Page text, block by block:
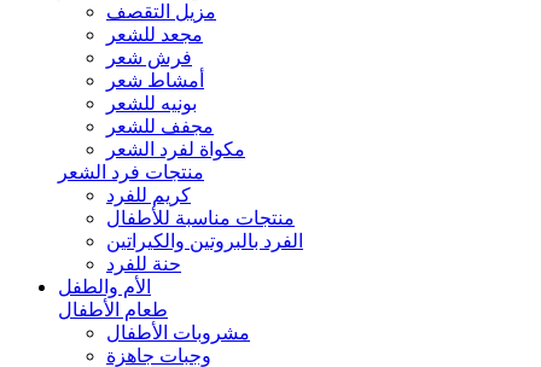
مزيل التقصف
مجعد للشعر
فرش شعر
أمشاط شعر
بونيه للشعر
مجفف للشعر
مكواة لفرد الشعر
منتجات فرد الشعر
كريم للفرد
منتجات مناسبة للأطفال
الفرد بالبروتين والكيراتين
حنة للفرد
الأم والطفل
طعام الأطفال
مشروبات الأطفال
وجبات جاهزة